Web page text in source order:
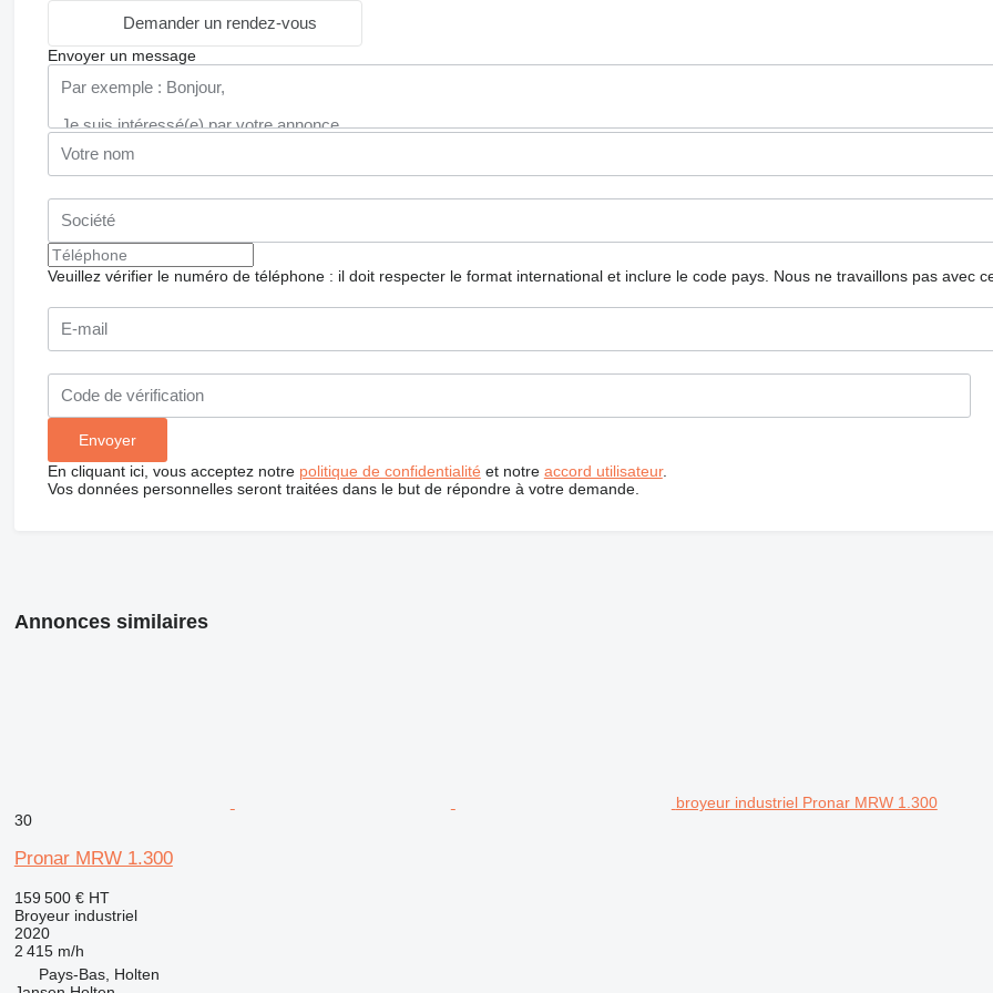
Demander un rendez-vous
Envoyer un message
Veuillez vérifier le numéro de téléphone : il doit respecter le format international et inclure le code pays. Nous ne travaillons pas avec
En cliquant ici, vous acceptez notre politique de confidentialité et notre accord utilisateur.
Vos données personnelles seront traitées dans le but de répondre à votre demande.
Annonces similaires
broyeur industriel Pronar MRW 1.300
30
Pronar MRW 1.300
159 500 € HT
Broyeur industriel
2020
2 415 m/h
Pays-Bas, Holten